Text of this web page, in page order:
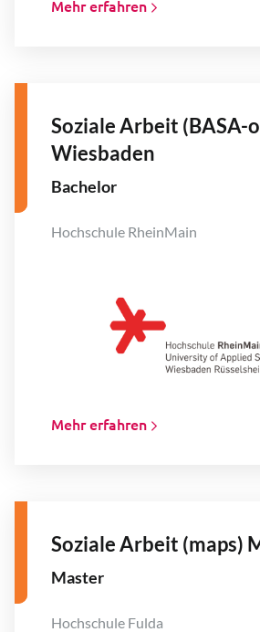
Mehr erfahren
Soziale Arbeit (BASA-
Wiesbaden
Bachelor
Hochschule RheinMain
Mehr erfahren
Soziale Arbeit (maps)
Master
Hochschule Fulda